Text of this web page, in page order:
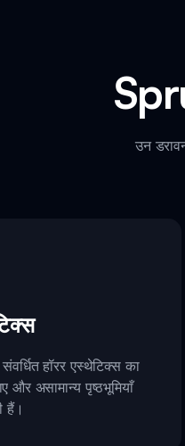
उन
हॉरर एस्थेटिक्स का
असामान्य पृष्ठभूमियाँ
हैं।